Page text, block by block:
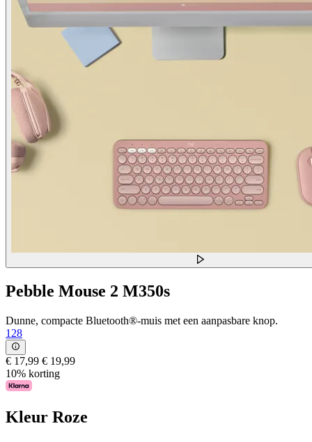
Pebble Mouse 2 M350s
Dunne, compacte Bluetooth®-muis met een aanpasbare knop.
128
€ 17,99 € 19,99
10% korting
Kleur Roze